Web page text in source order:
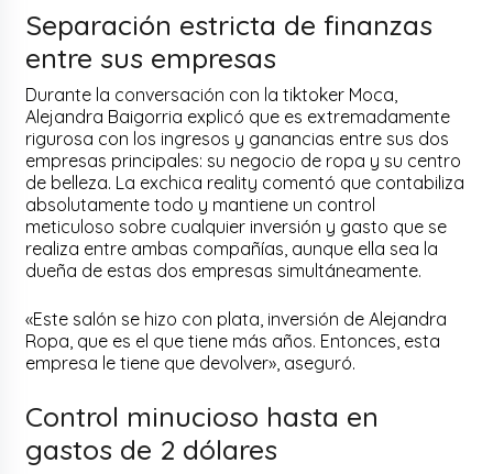
Separación estricta de finanzas
entre sus empresas
Durante la conversación con la tiktoker Moca,
Alejandra Baigorria explicó que es extremadamente
rigurosa con los ingresos y ganancias entre sus dos
empresas principales: su negocio de ropa y su centro
de belleza. La exchica reality comentó que contabiliza
absolutamente todo y mantiene un control
meticuloso sobre cualquier inversión y gasto que se
realiza entre ambas compañías, aunque ella sea la
dueña de estas dos empresas simultáneamente.
«Este salón se hizo con plata, inversión de Alejandra
Ropa, que es el que tiene más años. Entonces, esta
empresa le tiene que devolver», aseguró.
Control minucioso hasta en
gastos de 2 dólares